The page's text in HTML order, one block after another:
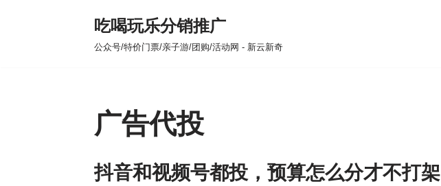
吃喝玩乐分销推广
公众号/特价门票/亲子游/团购/活动网 - 新云新奇
广告代投
抖音和视频号都投，预算怎么分才不打架